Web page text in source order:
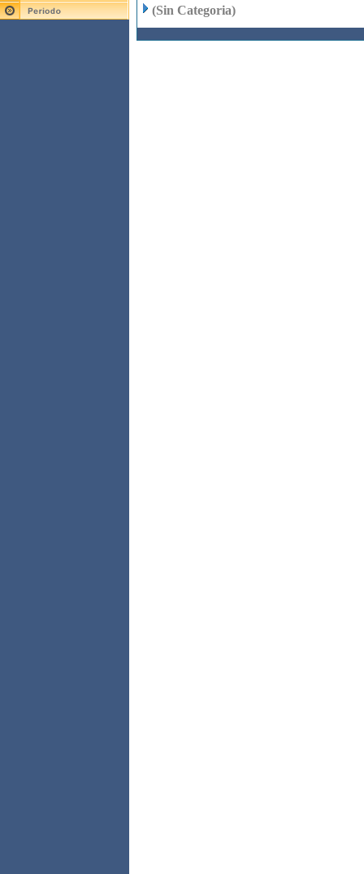
(Sin Categoria)